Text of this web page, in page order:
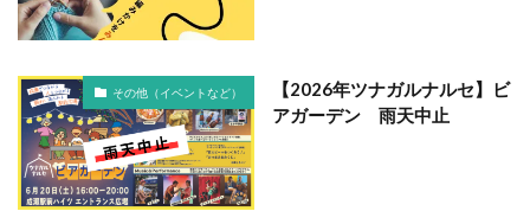
その他（イベントなど）
【2026年ツナガルナルセ】ビ
アガーデン 雨天中止